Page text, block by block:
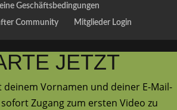
Geschäftsbedingungen
Community
Mitglieder Login
JETZT
Vornamen und deiner E-Mail-
Zugang zum ersten Video zu